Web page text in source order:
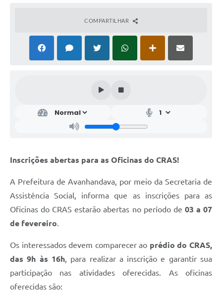
COMPARTILHAR
Inscrições abertas para as Oficinas do CRAS!
A Prefeitura de Avanhandava, por meio da Secretaria de
Assistência Social, informa que as inscrições para as
Oficinas do CRAS estarão abertas no período de 03 a 07
de fevereiro.
Os interessados devem comparecer ao prédio do CRAS,
das 9h às 16h, para realizar a inscrição e garantir sua
participação nas atividades oferecidas. As oficinas
oferecidas são: